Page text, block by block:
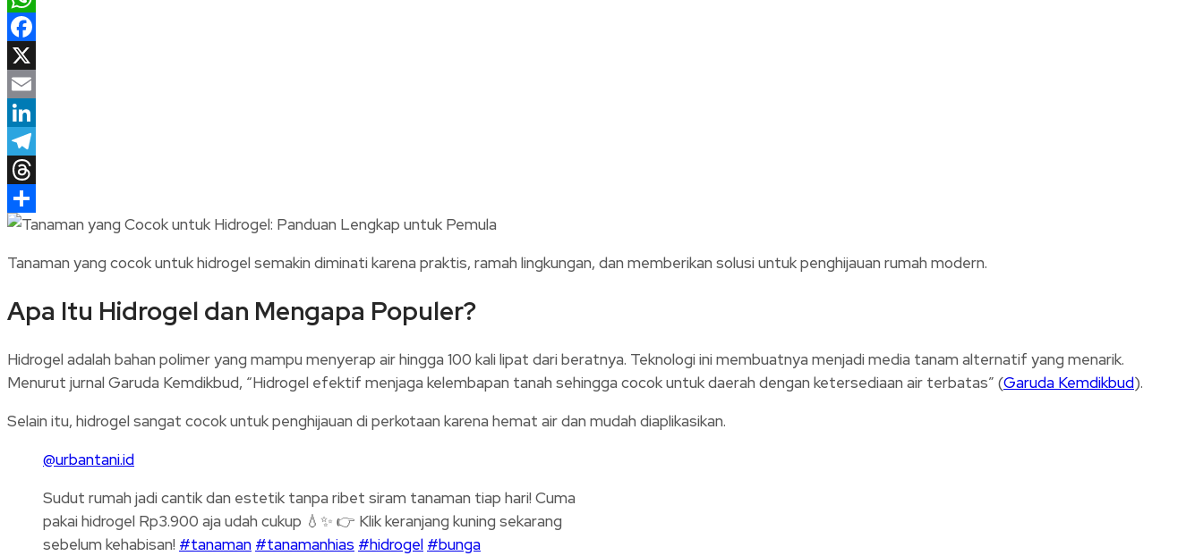
WhatsApp
Facebook
X
Email
LinkedIn
Telegram
Threads
Share
Tanaman yang cocok untuk hidrogel semakin diminati karena praktis, ramah lingkungan, dan memberikan solusi untuk penghijauan rumah modern.
Apa Itu Hidrogel dan Mengapa Populer?
Hidrogel adalah bahan polimer yang mampu menyerap air hingga 100 kali lipat dari beratnya. Teknologi ini membuatnya menjadi media tanam alternatif yang menarik.
Menurut jurnal Garuda Kemdikbud, “Hidrogel efektif menjaga kelembapan tanah sehingga cocok untuk daerah dengan ketersediaan air terbatas” (Garuda Kemdikbud).
Selain itu, hidrogel sangat cocok untuk penghijauan di perkotaan karena hemat air dan mudah diaplikasikan.
@urbantani.id
Sudut rumah jadi cantik dan estetik tanpa ribet siram tanaman tiap hari! Cuma
pakai hidrogel Rp3.900 aja udah cukup 💧✨ 👉 Klik keranjang kuning sekarang
sebelum kehabisan! #tanaman #tanamanhias #hidrogel #bunga